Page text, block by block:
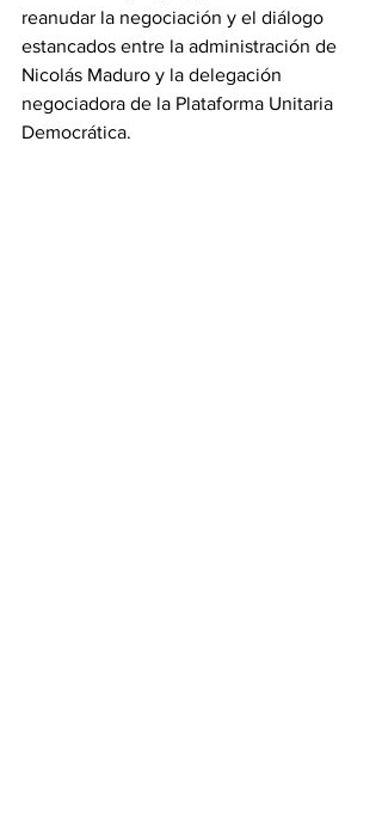
reanudar la negociación y el diálogo
estancados entre la administración de
Nicolás Maduro y la delegación
negociadora de la Plataforma Unitaria
Democrática.